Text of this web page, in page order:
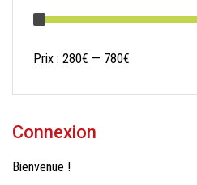
Prix
Prix
Prix : 280€ — 780€
Connexion
Bienvenue !